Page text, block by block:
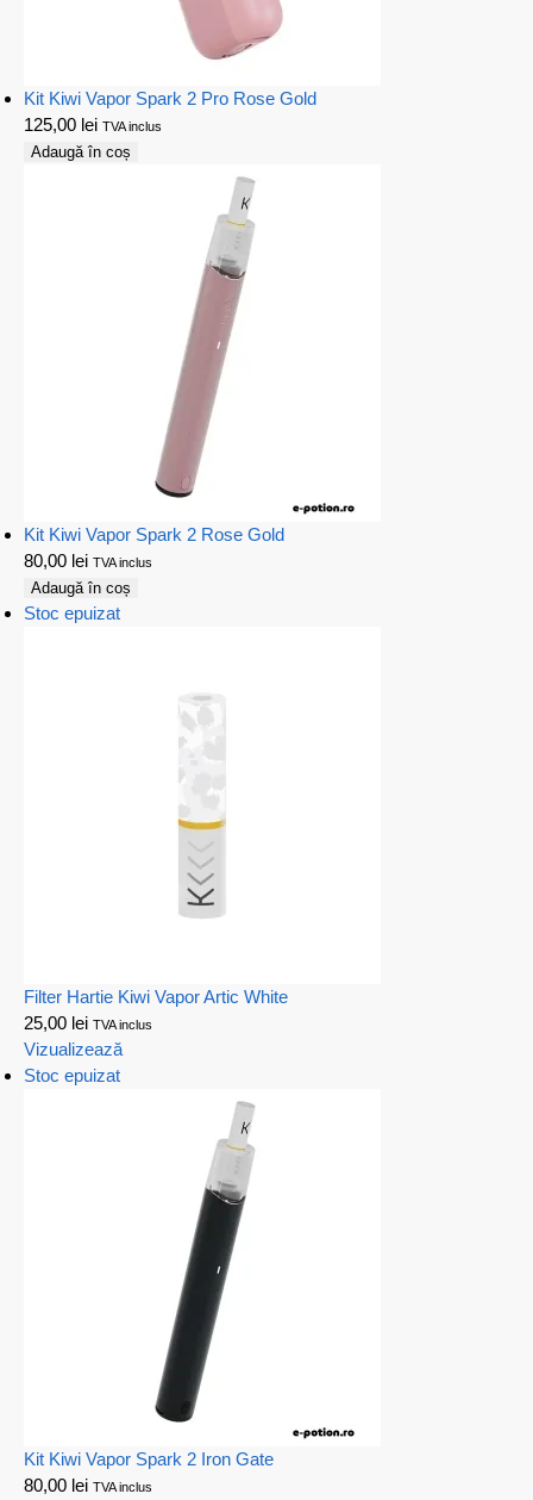
Kit Kiwi Vapor Spark 2 Pro Rose Gold
125,00 lei TVA inclus
Adaugă în coș
Kit Kiwi Vapor Spark 2 Rose Gold
80,00 lei TVA inclus
Adaugă în coș
Stoc epuizat
Filter Hartie Kiwi Vapor Artic White
25,00 lei TVA inclus
Vizualizează
Stoc epuizat
Kit Kiwi Vapor Spark 2 Iron Gate
80,00 lei TVA inclus